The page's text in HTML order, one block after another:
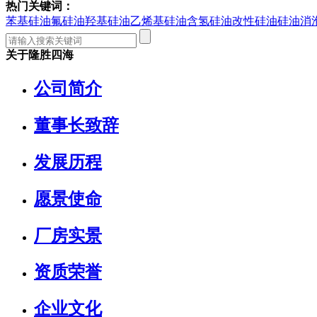
热门关键词：
苯基硅油氟硅油羟基硅油乙烯基硅油含氢硅油改性硅油硅油消
关于隆胜四海
公司简介
董事长致辞
发展历程
愿景使命
厂房实景
资质荣誉
企业文化